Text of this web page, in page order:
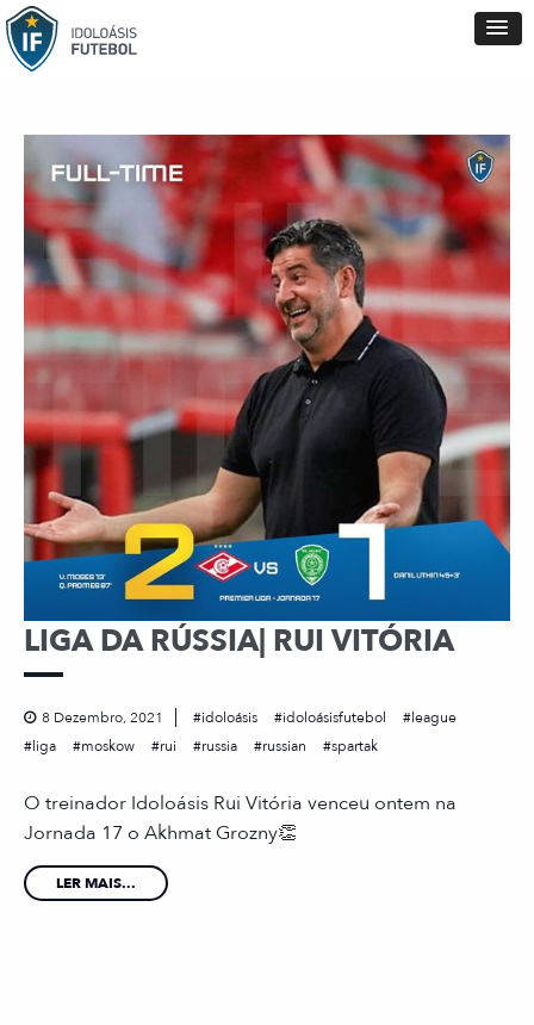
LIGA DA RÚSSIA| RUI VITÓRIA
8 Dezembro, 2021 idoloásis idoloásisfutebol
league
liga
moskow rui russia russian spartak
O treinador Idoloásis Rui Vitória venceu ontem na
Jornada 17 o Akhmat Grozny👏
LER MAIS...